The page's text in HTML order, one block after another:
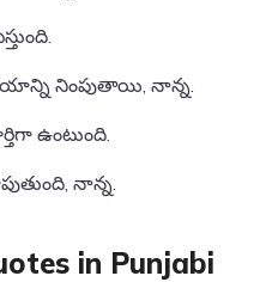
నింపుతాయి, నాన్న.
ఉంటుంది.
నాన్న.
in Punjabi